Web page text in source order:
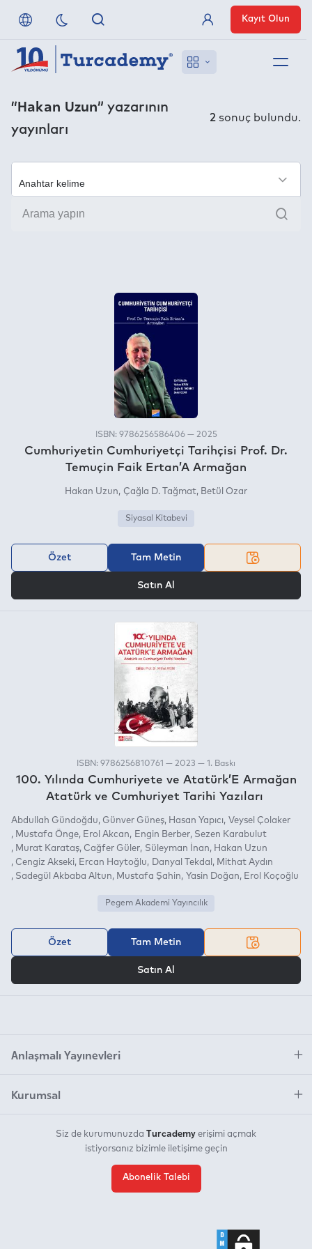
Referanslarımız
Uzaktan Erişim
Nasıl Erişirim
Üye Girişi
Kayıt Olun
“Hakan Uzun” yazarının
yayınları
2 sonuç bulundu.
Ara
ISBN: 9786256586406 — 2025
Cumhuriyetin Cumhuriyetçi Tarihçisi Prof. Dr.
Temuçin Faik Ertan’A Armağan
Hakan Uzun Çağla D. Tağmat Betül Ozar
Siyasal Kitabevi
Özet Tam Metin
Satın Al
ISBN: 9786256810761 — 2023 — 1. Baskı
100. Yılında Cumhuriyete ve Atatürk’E Armağan
Atatürk ve Cumhuriyet Tarihi Yazıları
Abdullah Gündoğdu Günver Güneş Hasan Yapıcı
Veysel Çolaker
Mustafa Önge
Erol Akcan Engin Berber Sezen Karabulut
Murat Karataş Cağfer Güler Süleyman İnan
Hakan Uzun
Cengiz Akseki
Ercan Haytoğlu Danyal Tekdal
Mithat Aydın
Sadegül Akbaba Altun
Mustafa Şahin Yasin Doğan Erol Koçoğlu
Pegem Akademi Yayıncılık
Özet Tam Metin
Satın Al
Anlaşmalı Yayınevleri
Kurumsal
Siz de kurumunuzda Turcademy erişimi açmak
istiyorsanız bizimle iletişime geçin
Abonelik Talebi